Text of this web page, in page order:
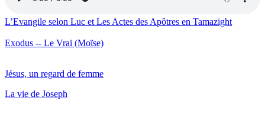
L’Evangile selon Luc et Les Actes des Apôtres en Tamazight
Exodus -- Le Vrai (Moïse)
Jésus, un regard de femme
La vie de Joseph